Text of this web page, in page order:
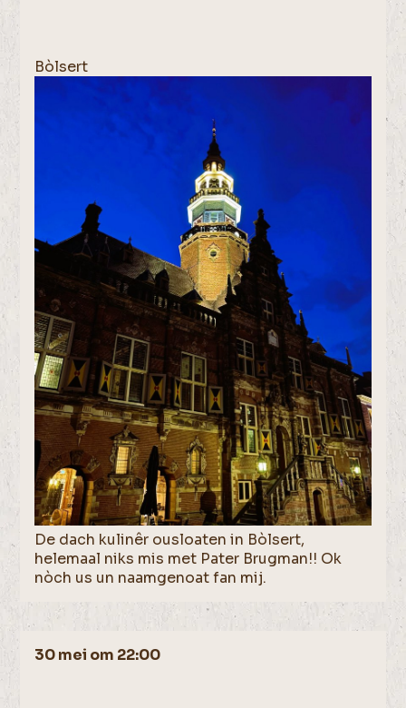
Bòlsert
De dach kulinêr ousloaten in Bòlsert,
helemaal niks mis met Pater Brugman!! Ok
nòch us un naamgenoat fan mij.
30 mei om 22:00